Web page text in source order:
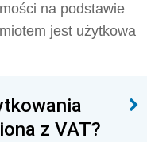
na podstawie
jest użytkowa
z VAT?